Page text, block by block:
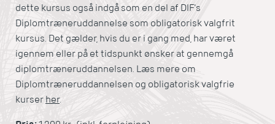
dette kursus også indgå som en del af DIF's
Diplomtræneruddannelse som obligatorisk valgfrit
kursus. Det gælder, hvis du er i gang med, har været
igennem eller på et tidspunkt ønsker at gennemgå
diplomtræneruddannelsen. Læs mere om
Diplomtræneruddannelsen og obligatorisk valgfrie
kurserher.